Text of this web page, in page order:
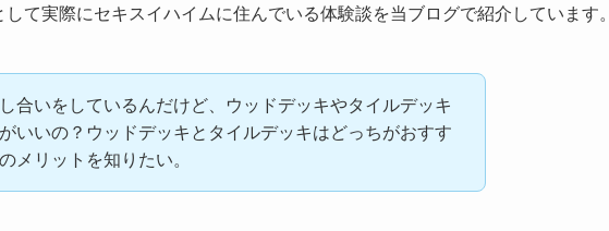
て実際にセキスイハイムに住んでいる体験談を当ブログで紹介しています。
合いをしているんだけど、ウッドデッキやタイルデッキ
いいの？ウッドデッキとタイルデッキはどっちがおすす
メリットを知りたい。